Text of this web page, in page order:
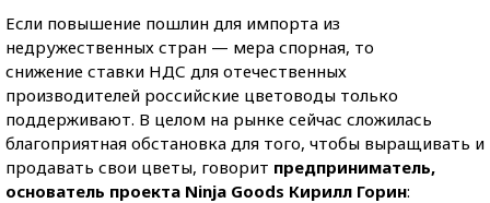
Если повышение пошлин для импорта из
недружественных стран — мера спорная, то
снижение ставки НДС для отечественных
производителей российские цветоводы только
поддерживают. В целом на рынке сейчас сложилась
благоприятная обстановка для того, чтобы выращивать и
продавать свои цветы, говорит предприниматель,
основатель проекта Ninja Goods Кирилл Горин: